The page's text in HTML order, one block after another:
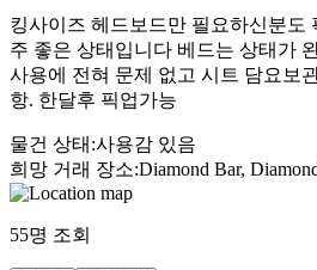
킹사이즈 헤드보드만 필요하신분도
주 좋은 상태입니다 베드는 상태가
사용에 전혀 문제 없고 시트 담요보
항. 한달후 픽업가능
물건 상태 :사용감 있음
희망 거래 장소:Diamond Bar,
55명 조회